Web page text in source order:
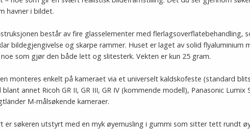
havner i bildet.
består av fire glasselementer med flerlagsoverflatebehandling,
bildegjengivelse og skarpe rammer. Huset er laget av solid flyaluminium
som gjør den både lett og slitesterk. Vekten er kun 25 gram.
monteres enkelt på kameraet via et universelt kaldskofeste (standard
annet Ricoh GR II, GR III, GR IV (kommende modell), Panasonic Lumix
M-målsøkende kameraer.
er søkeren utstyrt med en myk øyemusling i gummi som sitter tett rundt